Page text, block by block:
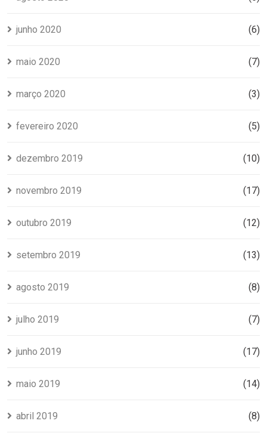
junho 2020 (6)
maio 2020 (7)
março 2020 (3)
fevereiro 2020 (5)
dezembro 2019 (10)
novembro 2019 (17)
outubro 2019 (12)
setembro 2019 (13)
agosto 2019 (8)
julho 2019 (7)
junho 2019 (17)
maio 2019 (14)
abril 2019 (8)